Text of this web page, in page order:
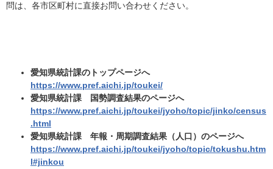
問は、各市区町村に直接お問い合わせください。
愛知県統計課のトップページへ
https://www.pref.aichi.jp/toukei/
愛知県統計課 国勢調査結果のページへ
https://www.pref.aichi.jp/toukei/jyoho/topic/jinko/census
.html
愛知県統計課 年報・周期調査結果（人口）のページへ
https://www.pref.aichi.jp/toukei/jyoho/topic/tokushu.htm
l#jinkou